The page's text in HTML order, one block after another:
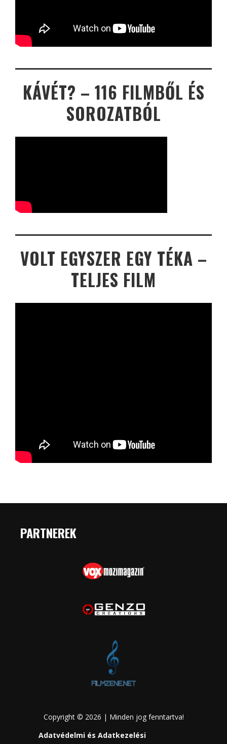
KÁVÉT? – 116 FILMBŐL ÉS
SOROZATBÓL
VOLT EGYSZER EGY TÉKA –
TELJES FILM
PARTNEREK
Copyright © 2026 | Minden jog fenntartva!
Adatvédelmi és Adatkezelési